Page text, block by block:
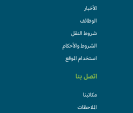
الأخبار
الوظائف
شروط النقل
الشروط والأحكام
استخدام الموقع
اتصل بنا
مكاتبنا
الملاحظات